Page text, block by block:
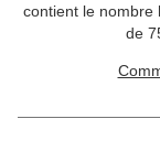
contient le nombre
de